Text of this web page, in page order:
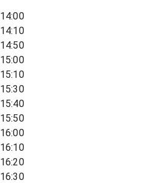
14:00
14:10
14:50
15:00
15:10
15:30
15:40
15:50
16:00
16:10
16:20
16:30